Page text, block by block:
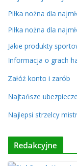
Piłka nożna dla
Piłka nożna dla
Jakie produkty
Informacja o grach
Załóż konto i zarób
Najtańsze
Najlepsi strzelcy
Redakcyjne